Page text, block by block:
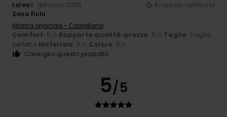
Loles8. gennaio 2026
Acquisto verificato
Sono fichi
Mostra originale - Castellano
Comfort: 5/5 Rapporto qualità-prezzo: 5/5 Taglia: Taglia
perfetta Materiale: 5/5 Colore: 5/5
Consiglio questo prodotto
5/5